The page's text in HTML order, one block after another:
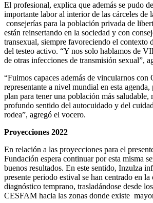
El profesional, explica que además se pudo
importante labor al interior de las cárceles de
consejerías para la población privada de
están reinsertando en la sociedad y con
transexual, siempre favoreciendo el contexto
del testeo activo. “Y nos solo hablamos de
de otras infecciones de transmisión sexual”,
“Fuimos capaces además de vincularnos
representante a nivel mundial en esta agenda,
plan para tener una población más saludable,
profundo sentido del autocuidado y del
rodea”, agregó el vocero.
Proyecciones 2022
En relación a las proyecciones para el
Fundación espera continuar por esta misma
buenos resultados. En este sentido, Inzulza
presente periodo estival se han centrado en
diagnóstico temprano, trasladándose desde
CESFAM hacia las zonas donde existe